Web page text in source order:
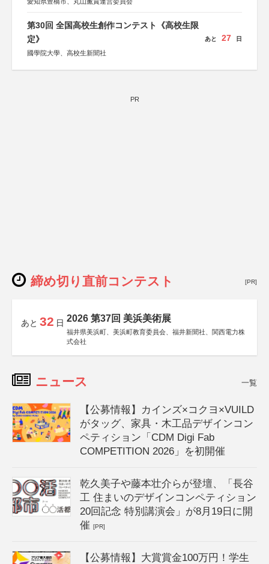
第30回 全国高校生創作コンテスト《高校生限
定》
國學院大學、高校生新聞社
あと 27 日
PR
締め切り直前コンテスト [PR]
あと 32 日 2026 第37回 美浜美術展
福井県美浜町、美浜町教育委員会、福井新聞社、関西電力株
式会社
ニュース 一覧
【公募情報】カインズ×コクヨ×VUILD
がタッグ、家具・木工品デザインコン
ペティション「CDM Digi Fab
COMPETITION 2026」を初開催
乾久美子や藤本壮介らが登壇、「長谷
工 住まいのデザインコンペティション
20回記念 特別講演会」が8月19日に開
催[PR]
【公募情報】大賞賞金100万円！学生